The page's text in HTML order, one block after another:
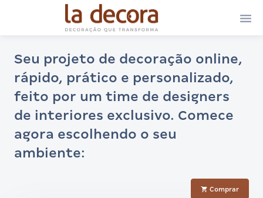

Seu projeto de decoração online,
rápido, prático e personalizado,
feito por um time de designers
de interiores exclusivo. Comece
agora escolhendo o seu
ambiente:
 Comprar